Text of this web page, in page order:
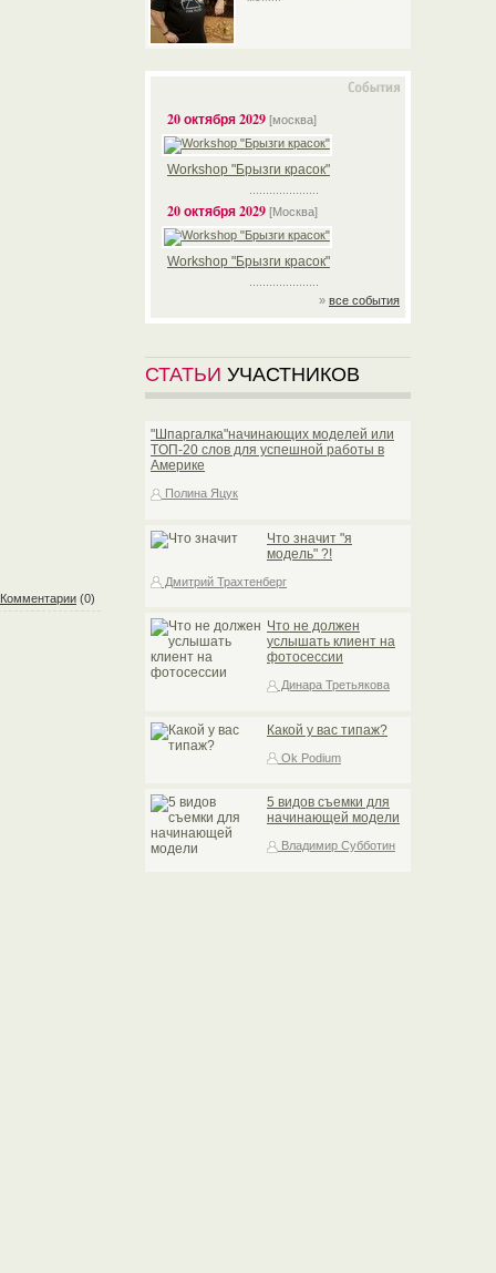
Комментарии (0)
20 октября 2029 [москва]
Workshop "Брызги красок"
20 октября 2029 [Москва]
Workshop "Брызги красок"
» все события
СТАТЬИ УЧАСТНИКОВ
"Шпаргалка"начинающих моделей или
TOП-20 слов для успешной работы в
Америке
Полина Яцук
Что значит "я
модель" ?!
Дмитрий Трахтенберг
Что не должен
услышать клиент на
фотосессии
Динара Третьякова
Какой у вас типаж?
Ok Podium
5 видов съемки для
начинающей модели
Владимир Субботин